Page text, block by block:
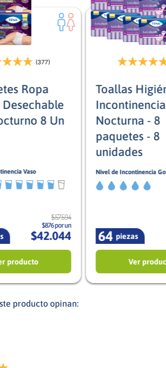
(377)
Ropa
8 Un
Vaso
$57.594
$876 por un
$42.044
producto
Toallas
Nocturna - 8
paquetes - 8
unidades
Nivel de Incontinencia
5/5
piezas
64
Ver
producto opinan: